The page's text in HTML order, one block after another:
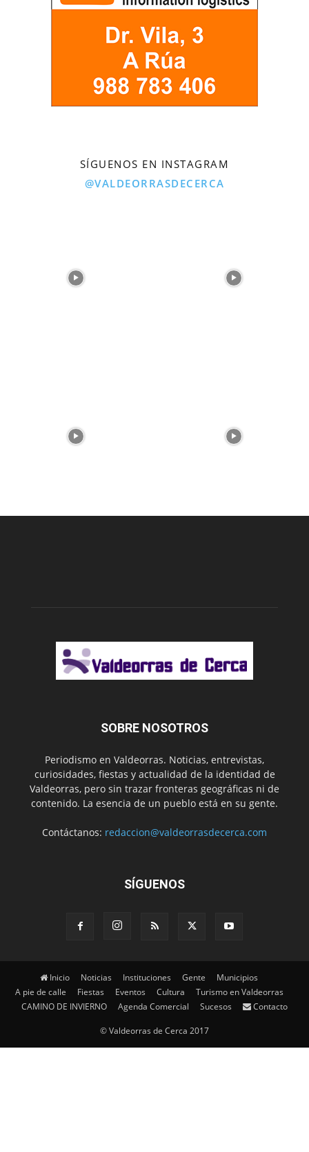
SÍGUENOS EN INSTAGRAM
@VALDEORRASDECERCA
SOBRE NOSOTROS
Periodismo en Valdeorras. Noticias, entrevistas,
curiosidades, fiestas y actualidad de la identidad de
Valdeorras, pero sin trazar fronteras geográficas ni de
contenido. La esencia de un pueblo está en su gente.
Contáctanos: redaccion@valdeorrasdecerca.com
SÍGUENOS
Inicio Noticias Instituciones Gente
Municipios
A pie de calle
Fiestas Eventos Cultura
Turismo en Valdeorras
CAMINO DE INVIERNO
Agenda Comercial Sucesos Contacto
© Valdeorras de Cerca 2017